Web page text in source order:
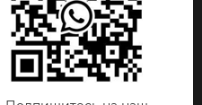
37-57
51-08